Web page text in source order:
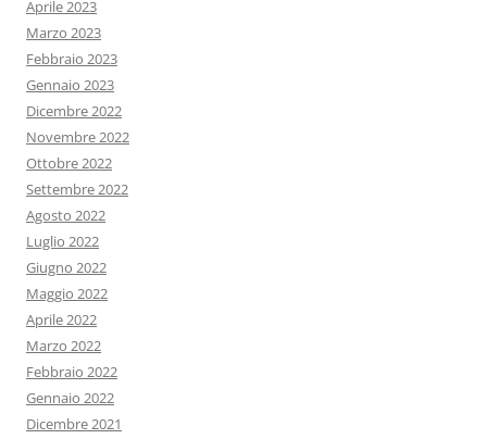
Aprile 2023
Marzo 2023
Febbraio 2023
Gennaio 2023
Dicembre 2022
Novembre 2022
Ottobre 2022
Settembre 2022
Agosto 2022
Luglio 2022
Giugno 2022
Maggio 2022
Aprile 2022
Marzo 2022
Febbraio 2022
Gennaio 2022
Dicembre 2021